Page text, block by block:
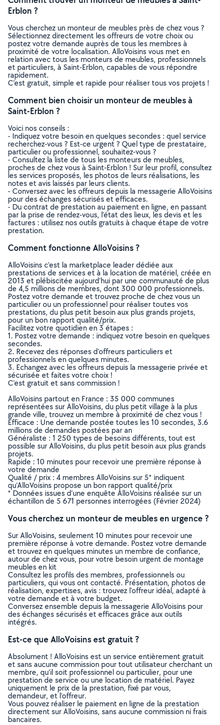
Erblon ?
Vous cherchez un monteur de meubles près de chez vous ?
Sélectionnez directement les offreurs de votre choix ou
postez votre demande auprès de tous les membres à
proximité de votre localisation. AlloVoisins vous met en
relation avec tous les monteurs de meubles, professionnels
et particuliers, à Saint-Erblon, capables de vous répondre
rapidement.
C’est gratuit, simple et rapide pour réaliser tous vos projets !
Comment bien choisir un monteur de meubles à
Saint-Erblon ?
Voici nos conseils :
- Indiquez votre besoin en quelques secondes : quel service
recherchez-vous ? Est-ce urgent ? Quel type de prestataire,
particulier ou professionnel, souhaitez-vous ?
- Consultez la liste de tous les monteurs de meubles,
proches de chez vous à Saint-Erblon ! Sur leur profil, consultez
les services proposés, les photos de leurs réalisations, les
notes et avis laissés par leurs clients.
- Conversez avec les offreurs depuis la messagerie AlloVoisins
pour des échanges sécurisés et efficaces.
- Du contrat de prestation au paiement en ligne, en passant
par la prise de rendez-vous, l’état des lieux, les devis et les
factures : utilisez nos outils gratuits à chaque étape de votre
prestation.
Comment fonctionne AlloVoisins ?
AlloVoisins c’est la marketplace leader dédiée aux
prestations de services et à la location de matériel, créée en
2013 et plébiscitée aujourd’hui par une communauté de plus
de 4,5 millions de membres, dont 300 000 professionnels.
Postez votre demande et trouvez proche de chez vous un
particulier ou un professionnel pour réaliser toutes vos
prestations, du plus petit besoin aux plus grands projets,
pour un bon rapport qualité/prix.
Facilitez votre quotidien en 3 étapes :
1. Postez votre demande : indiquez votre besoin en quelques
secondes.
2. Recevez des réponses d’offreurs particuliers et
professionnels en quelques minutes.
3. Echangez avec les offreurs depuis la messagerie privée et
sécurisée et faites votre choix !
C’est gratuit et sans commission !
AlloVoisins partout en France : 35 000 communes
représentées sur AlloVoisins, du plus petit village à la plus
grande ville, trouvez un membre à proximité de chez vous !
Efficace : Une demande postée toutes les 10 secondes, 3.6
millions de demandes postées par an
Généraliste : 1 250 types de besoins différents, tout est
possible sur AlloVoisins, du plus petit besoin aux plus grands
projets.
Rapide : 10 minutes pour recevoir une première réponse à
votre demande
Qualité / prix : 4 membres AlloVoisins sur 5* indiquent
qu’AlloVoisins propose un bon rapport qualité/prix
* Données issues d’une enquête AlloVoisins réalisée sur un
échantillon de 5 671 personnes interrogées (Février 2024)
Vous cherchez un monteur de meubles en urgence ?
Sur AlloVoisins, seulement 10 minutes pour recevoir une
première réponse à votre demande. Postez votre demande
et trouvez en quelques minutes un membre de confiance,
autour de chez vous, pour votre besoin urgent de montage
meubles en kit
Consultez les profils des membres, professionnels ou
particuliers, qui vous ont contacté. Présentation, photos de
réalisation, expertises, avis : trouvez l'offreur idéal, adapté à
votre demande et à votre budget.
Conversez ensemble depuis la messagerie AlloVoisins pour
des échanges sécurisés et efficaces grâce aux outils
intégrés.
Est-ce que AlloVoisins est gratuit ?
Absolument ! AlloVoisins est un service entièrement gratuit
et sans aucune commission pour tout utilisateur cherchant un
membre, qu’il soit professionnel ou particulier, pour une
prestation de service ou une location de matériel. Payez
uniquement le prix de la prestation, fixé par vous,
demandeur, et l’offreur.
Vous pouvez réaliser le paiement en ligne de la prestation
directement sur AlloVoisins, sans aucune commission ni frais
bancaires.